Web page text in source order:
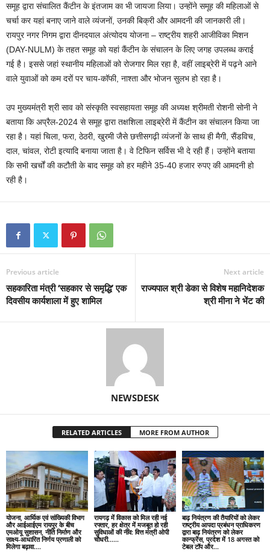
समूह द्वारा संचालित कैंटीन के इंतजाम का भी जायजा लिया। उन्होंने समूह की महिलाओं से
चर्चा कर यहां बनाए जाने वाले व्यंजनों, उनकी बिक्री और आमदनी की जानकारी ली।
रायपुर नगर निगम द्वारा दीनदयाल अंत्योदय योजना – राष्ट्रीय शहरी आजीविका मिशन
(DAY-NULM) के तहत समूह को यहां कैंटीन के संचालन के लिए जगह उपलब्ध कराई
गई है। इससे जहां स्थानीय महिलाओं को रोजगार मिल रहा है, वहीं लाइब्रेरी में पढ़ने आने
वाले युवाओं को कम दरों पर चाय-कॉफी, नाश्ता और भोजन सुलभ हो रहा है।
उप मुख्यमंत्री श्री साव को संस्कृति स्वसहायता समूह की अध्यक्ष श्रीमती रोशनी सोनी ने
बताया कि अप्रैल-2024 से समूह द्वारा तक्षशिला लाइब्रेरी में कैंटीन का संचालन किया जा
रहा है। यहां चिला, फरा, ठेठरी, खुरमी जैसे छत्तीसगढ़ी व्यंजनों के साथ ही मैगी, सैंडविच,
दाल, चांवल, रोटी इत्यादि बनाया जाता है। वे टिफिन सर्विस भी दे रही हैं। उन्होंने बताया
कि सभी खर्चों की कटौती के बाद समूह को हर महीने 35-40 हजार रुपए की आमदनी हो
रही है।
Previous article
सहकारिता मंत्री ‘सहकार से समृद्धि’ एक
दिवसीय कार्यशाला में हुए शामिल
Next article
राज्यपाल श्री डेका से विशेष महानिदेशक
श्री मीना ने भेंट की
NEWSDESK
RELATED ARTICLES MORE FROM AUTHOR
योजना, आर्थिक एवं सांख्यिकी विभाग
और आईआईएम रायपुर के बीच
एमओयू सुशासन, नीति निर्माण और
साक्ष्य-आधारित निर्णय प्रणाली को
मिलेगा बढ़ावा….
रायगढ़ में विकास को मिल रही नई
रफ्तार, हर क्षेत्र में मजबूत हो रही
सुविधाओं की नींव: वित्त मंत्री ओपी
चौधरी……
बाढ़ नियंत्रण की तैयारियों को लेकर
राष्ट्रीय आपदा प्रबंधन प्राधिकरण
द्वारा बाढ़ नियंत्रण को लेकर
कान्फ्रेंस, प्रदेश में 18 अगस्त को
टेबल टॉप और...